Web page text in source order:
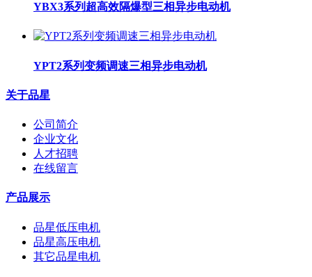
YBX3系列超高效隔爆型三相异步电动机
YPT2系列变频调速三相异步电动机
关于品星
公司简介
企业文化
人才招聘
在线留言
产品展示
品星低压电机
品星高压电机
其它品星电机